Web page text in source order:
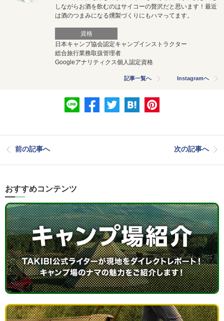
しながらお酒を飲むのはサイコーの贅沢だと思います！最近
は酒のつまみになる燻製づくりにもハマってます。
資格
日本キャンプ協会認定キャンプインストラクター
総合旅行業務取扱管理者
Googleアナリティクス個人認定資格
記事一覧へ Instagramへ
前の記事へ 次の記事へ
おすすめコンテンツ